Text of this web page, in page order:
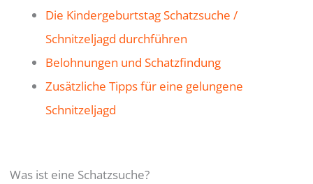
Die Kindergeburtstag Schatzsuche /
Schnitzeljagd durchführen
Belohnungen und Schatzfindung
Zusätzliche Tipps für eine gelungene
Schnitzeljagd
Was ist eine Schatzsuche?